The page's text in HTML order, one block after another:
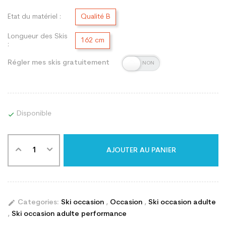
Etat du matériel : Qualité B
Longueur des Skis
:
162 cm
Régler mes skis gratuitement
 Disponible
AJOUTER AU PANIER
edit Categories: Ski occasion , Occasion , Ski occasion adulte
, Ski occasion adulte performance